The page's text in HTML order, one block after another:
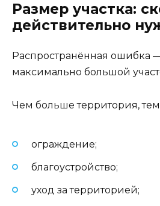
Размер участка:
действительно
Распространённая ошибка
максимально большой
Чем больше территория,
ограждение;
благоустройство;
уход за территорией;